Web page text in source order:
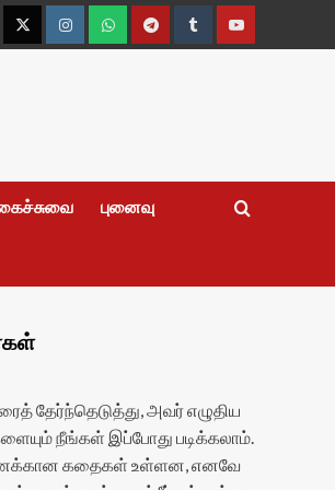
TwitterInstagramWhatsappTelegramTumblrYouTube
புனைவு
தேர்ந்தெடுத்து, அவர் எழுதிய
நீங்கள் இப்போது படிக்கலாம்.
கதைகள் உள்ளன, எனவே